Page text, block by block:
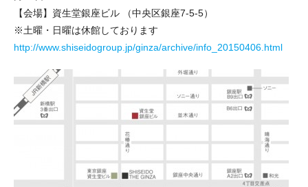
【会場】資生堂銀座ビル （中央区銀座7-5-5）
※土曜・日曜は休館しております
http://www.shiseidogroup.jp/ginza/archive/info_20150406.html